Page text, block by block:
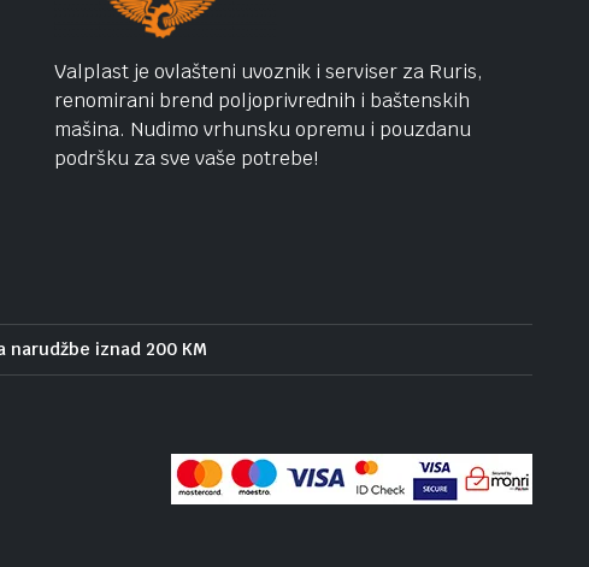
Valplast je ovlašteni uvoznik i serviser za Ruris,
renomirani brend poljoprivrednih i baštenskih
mašina. Nudimo vrhunsku opremu i pouzdanu
podršku za sve vaše potrebe!
narudžbe iznad 200 KM